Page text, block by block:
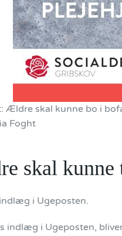
Ældre skal kunne bo i
Foght
skal
i Ugeposten.
indlæg i Ugeposten,